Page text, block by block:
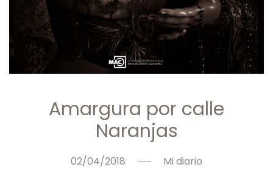
Amargura por calle
Naranjas
02/04/2018 Mi diario